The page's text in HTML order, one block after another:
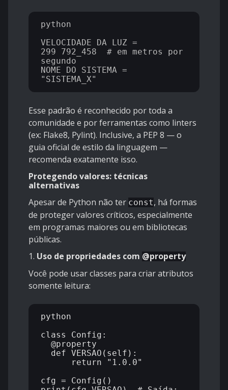
python
VELOCIDADE_DA_LUZ =
299_792_458  # em metros por
segundo
NOME_DO_SISTEMA =
Esse padrão é reconhecido por toda a
comunidade e por ferramentas como linters
(ex: Flake8, Pylint). Inclusive, a PEP 8 — o
guia oficial de estilo da linguagem —
recomenda exatamente isso.
Protegendo valores: técnicas
alternativas
Apesar de Python não ter const, há formas
de proteger valores críticos, especialmente
em programas maiores ou em bibliotecas
públicas.
1. Uso de propriedades com @property
Você pode usar classes para criar atributos
somente leitura:
python
class Config:
cfg = Config()